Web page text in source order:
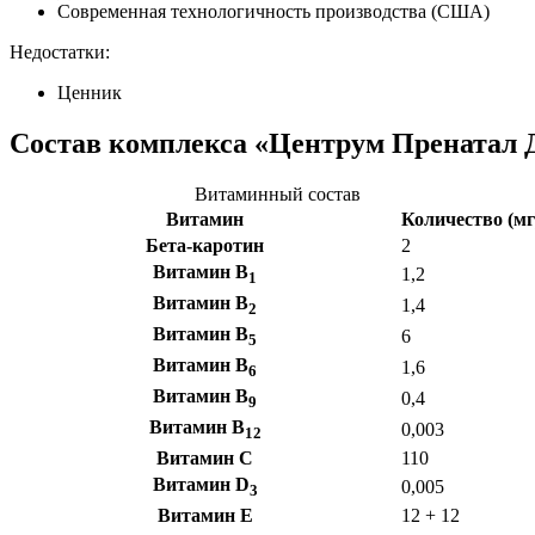
Современная технологичность производства (США)
Недостатки:
Ценник
Состав комплекса «Центрум Пренатал
Витаминный состав
Витамин
Количество
Бета-каротин
2
Витамин B1
1,2
Витамин B2
1,4
Витамин B5
6
Витамин B6
1,6
Витамин B9
0,4
Витамин B12
0,003
Витамин C
110
Витамин D3
0,005
Витамин E
12 + 12